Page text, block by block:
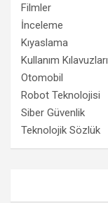
Filmler
İnceleme
Kıyaslama
Kullanım Kılavuzları
Otomobil
Robot Teknolojisi
Siber Güvenlik
Teknolojik Sözlük